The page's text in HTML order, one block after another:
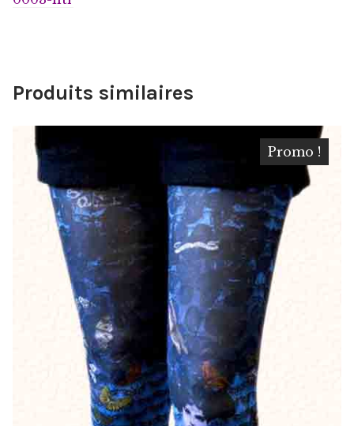
Produits similaires
Promo !